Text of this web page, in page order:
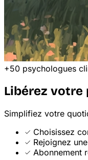
+50 psychologues
Libérez
Simplifiez votre
Choisissez
Rejoignez
Abonnement